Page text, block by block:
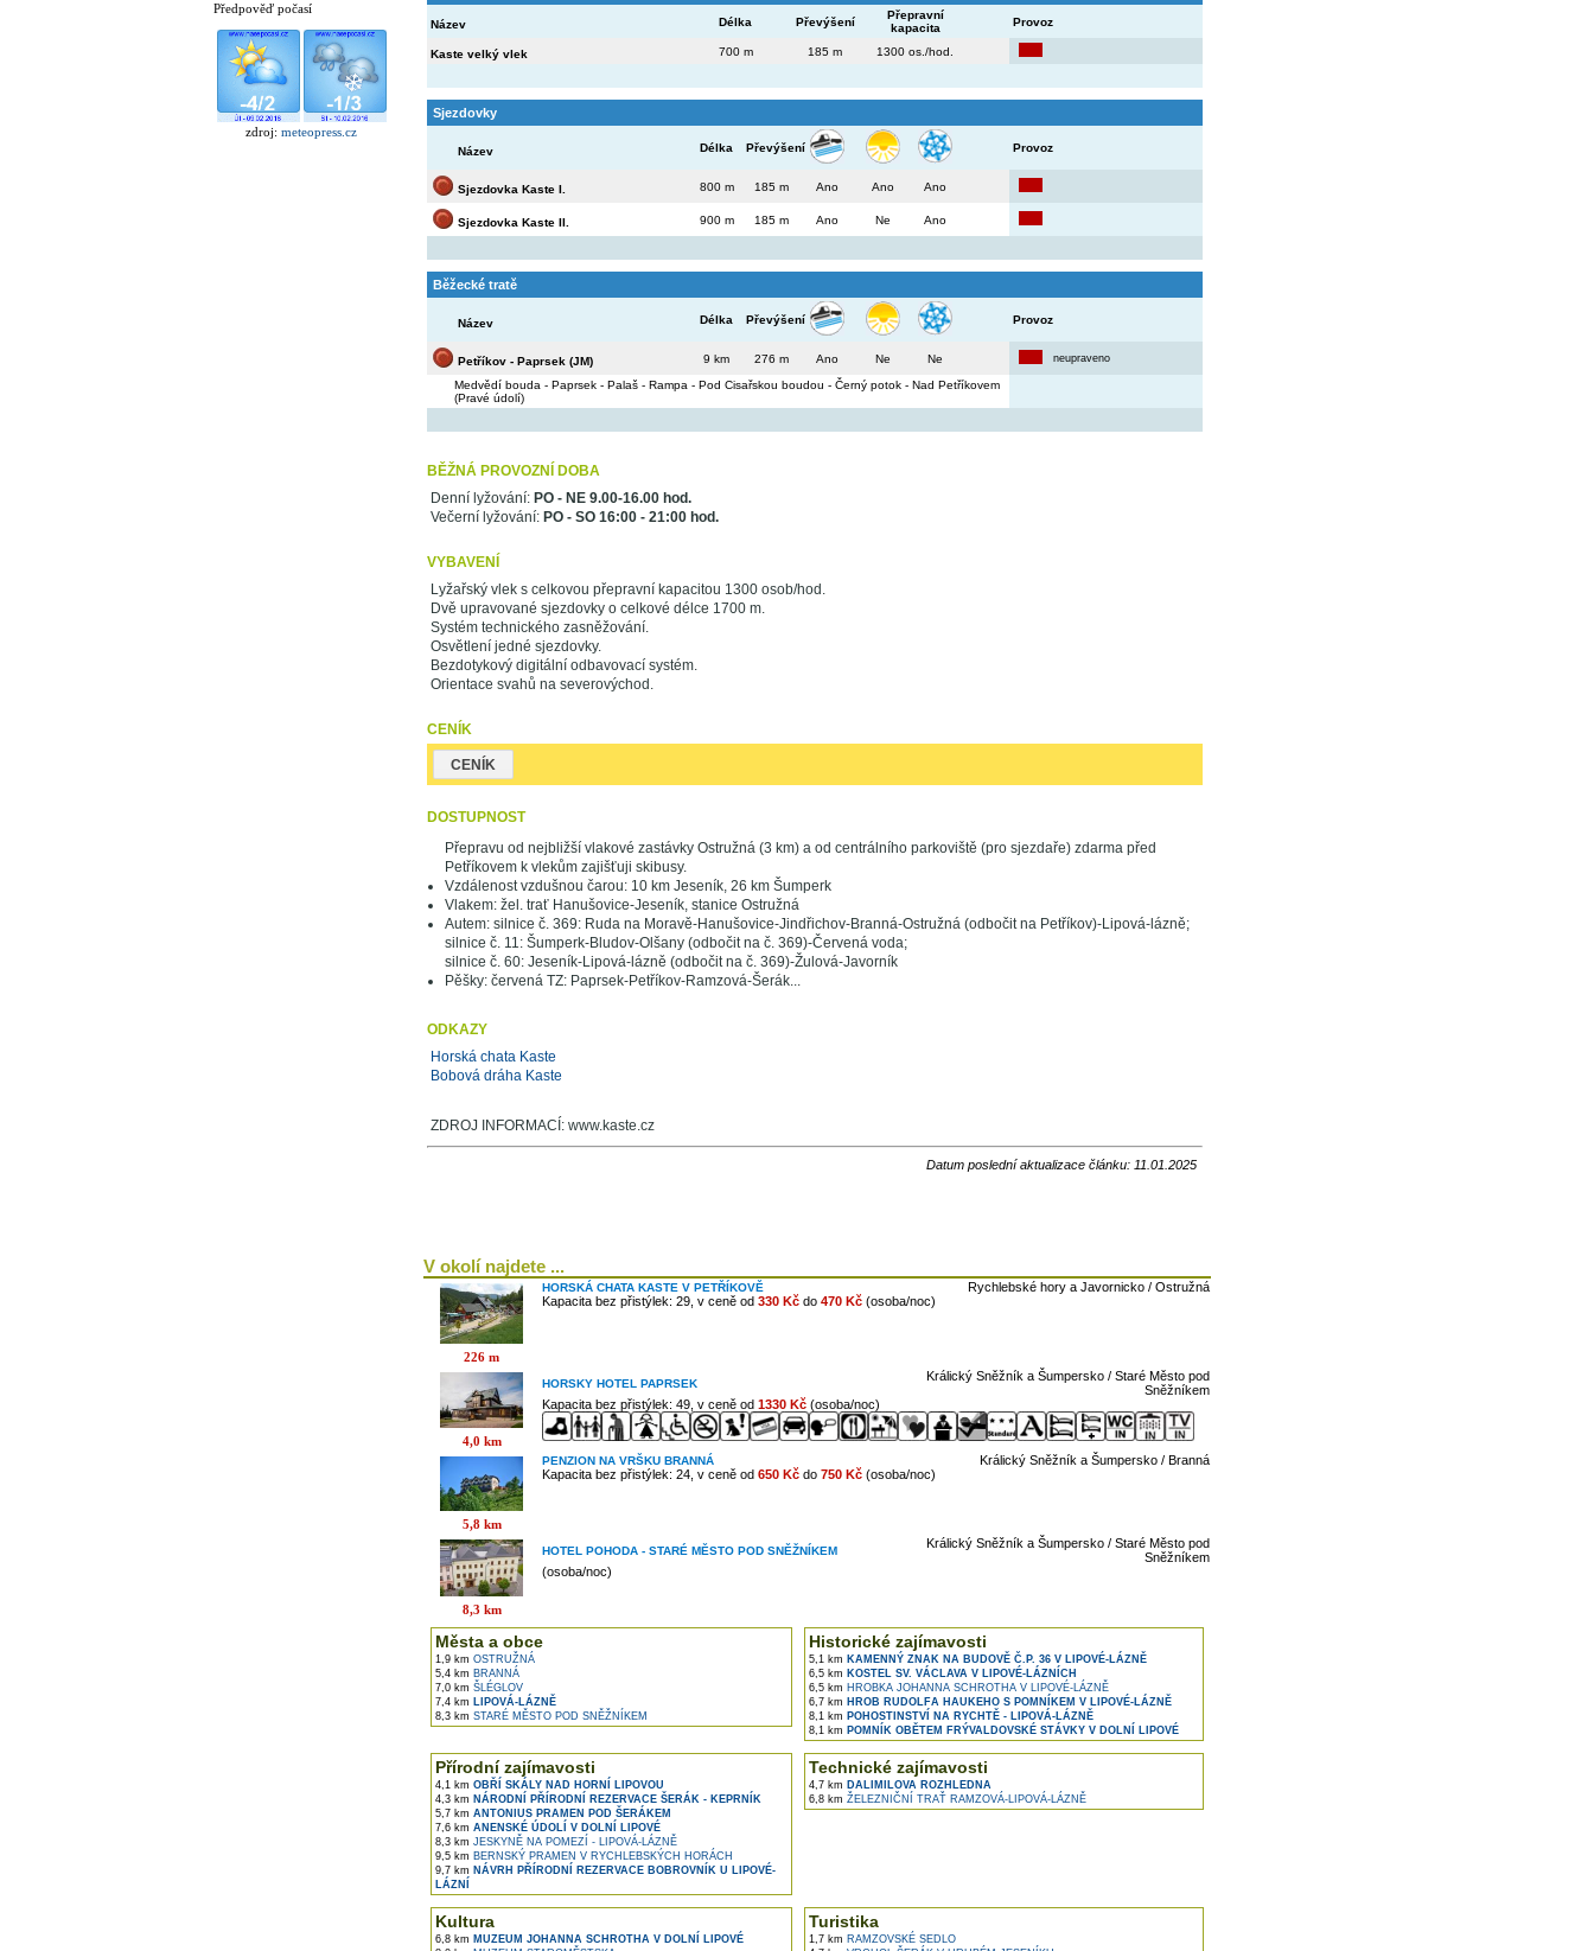
Předpověď počasí
zdroj: meteopress.cz
Název Délka Převýšení
Přepravní
kapacita
Provoz
Kaste velký vlek 700 m 185 m 1300 os./hod.
Sjezdovky
Název Délka Převýšení Provoz
Sjezdovka Kaste I. 800 m 185 m Ano Ano Ano
Sjezdovka Kaste II. 900 m 185 m Ano Ne Ano
Běžecké tratě
Název Délka Převýšení Provoz
Petříkov - Paprsek (JM) 9 km 276 m Ano Ne Ne neupraveno
Medvědí bouda - Paprsek - Palaš - Rampa - Pod Cisařskou boudou - Černý potok - Nad Petříkovem
(Pravé údolí)
BĚŽNÁ PROVOZNÍ DOBA
Denní lyžování: PO - NE 9.00-16.00 hod.
Večerní lyžování: PO - SO 16:00 - 21:00 hod.
VYBAVENÍ
Lyžařský vlek s celkovou přepravní kapacitou 1300 osob/hod.
Dvě upravované sjezdovky o celkové délce 1700 m.
Systém technického zasněžování.
Osvětlení jedné sjezdovky.
Bezdotykový digitální odbavovací systém.
Orientace svahů na severovýchod.
CENÍK
CENÍK
DOSTUPNOST
Přepravu od nejbližší vlakové zastávky Ostružná (3 km) a od centrálního parkoviště (pro sjezdaře) zdarma před
Petříkovem k vlekům zajišťuji skibusy.
Vzdálenost vzdušnou čarou: 10 km Jeseník, 26 km Šumperk
Vlakem: žel. trať Hanušovice-Jeseník, stanice Ostružná
Autem: silnice č. 369: Ruda na Moravě-Hanušovice-Jindřichov-Branná-Ostružná (odbočit na Petříkov)-Lipová-lázně;
silnice č. 11: Šumperk-Bludov-Olšany (odbočit na č. 369)-Červená voda;
silnice č. 60: Jeseník-Lipová-lázně (odbočit na č. 369)-Žulová-Javorník
Pěšky: červená TZ: Paprsek-Petříkov-Ramzová-Šerák...
ODKAZY
Horská chata Kaste
Bobová dráha Kaste
ZDROJ INFORMACÍ: www.kaste.cz
Datum poslední aktualizace článku: 11.01.2025
V okolí najdete ...
226 m
HORSKÁ CHATA KASTE V PETŘÍKOVĚ
Rychlebské hory a Javornicko / Ostružná
Kapacita bez přistýlek: 29, v ceně od 330 Kčdo 470 Kč(osoba/noc)
4,0 km
HORSKY HOTEL PAPRSEK
Králický Sněžník a Šumpersko / Staré Město pod
Sněžníkem
Kapacita bez přistýlek: 49, v ceně od 1330 Kč(osoba/noc)
5,8 km
PENZION NA VRŠKU BRANNÁ
Králický Sněžník a Šumpersko / Branná
Kapacita bez přistýlek: 24, v ceně od 650 Kčdo 750 Kč(osoba/noc)
8,3 km
HOTEL POHODA - STARÉ MĚSTO POD SNĚŽNÍKEM
Králický Sněžník a Šumpersko / Staré Město pod
Sněžníkem
(osoba/noc)
Města a obce
1,9 km OSTRUŽNÁ
5,4 km BRANNÁ
7,0 km ŠLÉGLOV
7,4 km LIPOVÁ-LÁZNĚ
8,3 km STARÉ MĚSTO POD SNĚŽNÍKEM
Historické zajímavosti
5,1 km KAMENNÝ ZNAK NA BUDOVĚ Č.P. 36 V LIPOVÉ-LÁZNĚ
6,5 km KOSTEL SV. VÁCLAVA V LIPOVÉ-LÁZNÍCH
6,5 km HROBKA JOHANNA SCHROTHA V LIPOVÉ-LÁZNĚ
6,7 km HROB RUDOLFA HAUKEHO S POMNÍKEM V LIPOVÉ-LÁZNĚ
8,1 km POHOSTINSTVÍ NA RYCHTĚ - LIPOVÁ-LÁZNĚ
8,1 km POMNÍK OBĚTEM FRÝVALDOVSKÉ STÁVKY V DOLNÍ LIPOVÉ
Přírodní zajímavosti
4,1 km OBŘÍ SKÁLY NAD HORNÍ LIPOVOU
4,3 km NÁRODNÍ PŘÍRODNÍ REZERVACE ŠERÁK - KEPRNÍK
5,7 km ANTONIUS PRAMEN POD ŠERÁKEM
7,6 km ANENSKÉ ÚDOLÍ V DOLNÍ LIPOVÉ
8,3 km JESKYNĚ NA POMEZÍ - LIPOVÁ-LÁZNĚ
9,5 km BERNSKÝ PRAMEN V RYCHLEBSKÝCH HORÁCH
9,7 km NÁVRH PŘÍRODNÍ REZERVACE BOBROVNÍK U LIPOVÉ-
LÁZNÍ
Technické zajímavosti
4,7 km DALIMILOVA ROZHLEDNA
6,8 km ŽELEZNIČNÍ TRAŤ RAMZOVÁ-LIPOVÁ-LÁZNĚ
Kultura
6,8 km MUZEUM JOHANNA SCHROTHA V DOLNÍ LIPOVÉ
Turistika
1,7 km RAMZOVSKÉ SEDLO